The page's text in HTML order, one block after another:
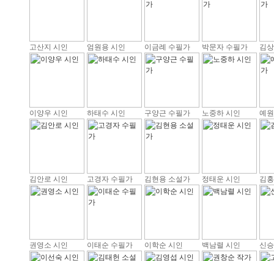
고산지 시인 엄원용 시인 이금례 수필가 박문자 수필가 김
이양우 시인 하태수 시인 구양근 수필가 노중하 시인 예
김안로 시인 고경자 수필가 김현용 소설가 정태운 시인 김
권영소 시인 이태순 수필가 이학순 시인 백남렬 시인 신